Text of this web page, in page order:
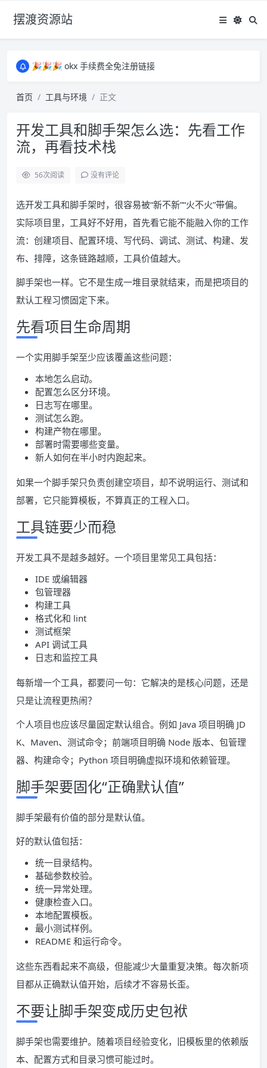
摆渡资源站
🎉🎉🎉 okx 手续费全免注册链接
所有资源均为免费网盘资源，资源失效请备注留言，感谢！
🎉🎉🎉 okx 手续费全免注册链接
首页 工具与环境 正文
开发工具和脚手架怎么选：先看工作
流，再看技术栈
56次阅读 没有评论
选开发工具和脚手架时，很容易被“新不新”“火不火”带偏。
实际项目里，工具好不好用，首先看它能不能融入你的工作
流：创建项目、配置环境、写代码、调试、测试、构建、发
布、排障，这条链路越顺，工具价值越大。
脚手架也一样。它不是生成一堆目录就结束，而是把项目的
默认工程习惯固定下来。
先看项目生命周期
一个实用脚手架至少应该覆盖这些问题：
本地怎么启动。
配置怎么区分环境。
日志写在哪里。
测试怎么跑。
构建产物在哪里。
部署时需要哪些变量。
新人如何在半小时内跑起来。
如果一个脚手架只负责创建空项目，却不说明运行、测试和
部署，它只能算模板，不算真正的工程入口。
工具链要少而稳
开发工具不是越多越好。一个项目里常见工具包括：
IDE 或编辑器
包管理器
构建工具
格式化和 lint
测试框架
API 调试工具
日志和监控工具
每新增一个工具，都要问一句：它解决的是核心问题，还是
只是让流程更热闹？
个人项目也应该尽量固定默认组合。例如 Java 项目明确 JD
K、Maven、测试命令；前端项目明确 Node 版本、包管理
器、构建命令；Python 项目明确虚拟环境和依赖管理。
脚手架要固化“正确默认值”
脚手架最有价值的部分是默认值。
好的默认值包括：
统一目录结构。
基础参数校验。
统一异常处理。
健康检查入口。
本地配置模板。
最小测试样例。
README 和运行命令。
这些东西看起来不高级，但能减少大量重复决策。每次新项
目都从正确默认值开始，后续才不容易长歪。
不要让脚手架变成历史包袱
脚手架也需要维护。随着项目经验变化，旧模板里的依赖版
本、配置方式和目录习惯可能过时。